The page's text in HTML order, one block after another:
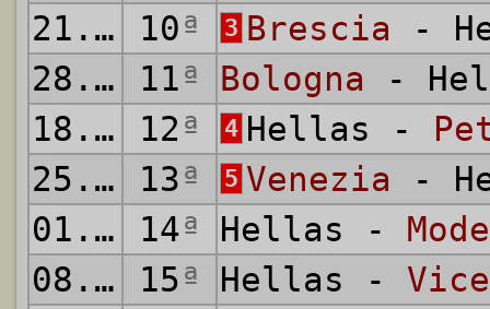
21.12.1913
10ª 3 Brescia -
28.12.1913
11ª Bologna -
18.01.1914
12ª 4 Hellas -
25.01.1914
13ª 5 Venezia -
01.02.1914
14ª Hellas -
08.02.1914
15ª Hellas -